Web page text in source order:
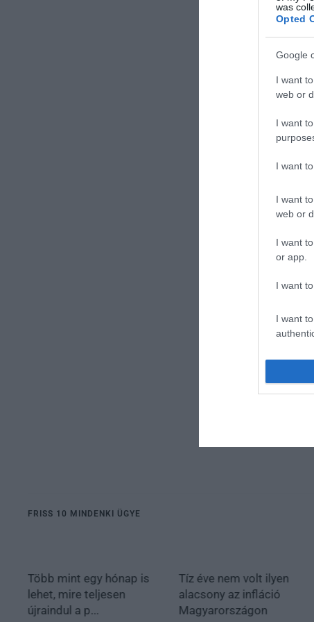
was
Opted
Google
I want
web or
I want
I want
I want
web or
I want
or app.
I want
I want
FRISS 10 MINDENKI ÜGYE
Több mint egy hónap is
lehet, mire teljesen
újraindul a p...
Tíz éve nem volt ilyen
alacsony az infláció
Magyarországon